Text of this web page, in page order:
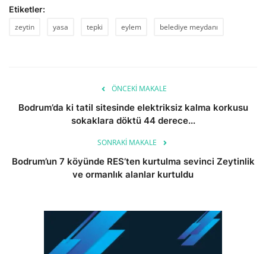
Etiketler:
zeytin
yasa tepki eylem belediye meydanı
ÖNCEKI MAKALE
Bodrum’da ki tatil sitesinde elektriksiz kalma korkusu
sokaklara döktü 44 derece...
SONRAKI MAKALE
Bodrum’un 7 köyünde RES’ten kurtulma sevinci Zeytinlik
ve ormanlık alanlar kurtuldu